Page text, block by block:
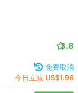
3.8
免费取消
今日立减 US$1.96